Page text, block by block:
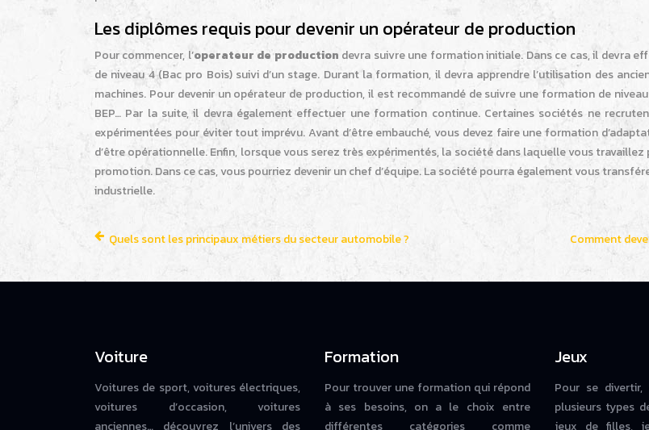
Les diplômes requis pour devenir un opérateur de production
Pour commencer, l’operateur de production devra suivre une formation initiale. Dans ce cas, il devra
de niveau 4 (Bac pro Bois) suivi d’un stage. Durant la formation, il devra apprendre l’utilisation des
machines. Pour devenir un opérateur de production, il est recommandé de suivre une formation de
BEP… Par la suite, il devra également effectuer une formation continue. Certaines sociétés ne
expérimentées pour éviter tout imprévu. Avant d’être embauché, vous devez faire une formation
d’être opérationnelle. Enfin, lorsque vous serez très expérimentés, la société dans laquelle vous
promotion. Dans ce cas, vous pourriez devenir un chef d’équipe. La société pourra également vous
industrielle.
Quels sont les principaux métiers du secteur automobile ? Comment
Voiture
Voitures de sport, voitures électriques,
voitures d’occasion, voitures
anciennes… découvrez l’univers des
Formation
Pour trouver une formation qui répond
à ses besoins, on a le choix entre
différentes catégories comme
Jeux
Pour se
plusieurs types
jeux de filles,